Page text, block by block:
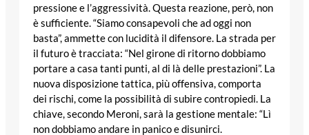
pressione e l’aggressività. Questa reazione, però, non
è sufficiente. “Siamo consapevoli che ad oggi non
basta”, ammette con lucidità il difensore. La strada per
il futuro è tracciata: “Nel girone di ritorno dobbiamo
portare a casa tanti punti, al di là delle prestazioni”. La
nuova disposizione tattica, più offensiva, comporta
dei rischi, come la possibilità di subire contropiedi. La
chiave, secondo Meroni, sarà la gestione mentale: “Lì
non dobbiamo andare in panico e disunirci.